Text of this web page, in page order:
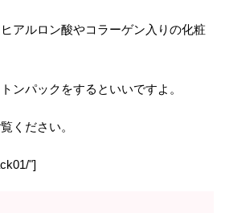
アルロン酸やコラーゲン入りの化粧
ンパックをするといいですよ。
ください。
"]